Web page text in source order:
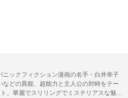
ックフィクション漫画の名手・白井幸子
どの異能、超能力と主人公の対峙をテー
。華麗でスリリングでミステリアスな魅力